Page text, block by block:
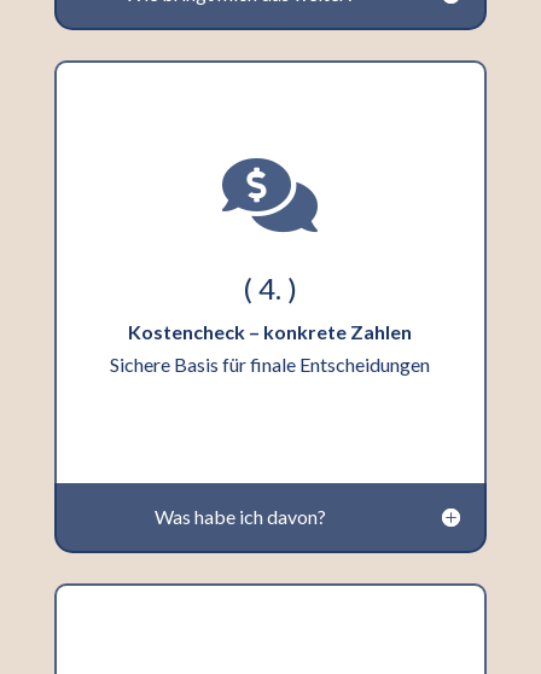

( 4. )
Kostencheck – konkrete Zahlen
Sichere Basis für finale Entscheidungen
Was habe ich davon?